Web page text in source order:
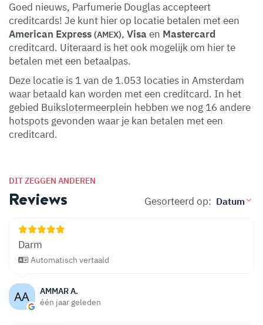
Goed nieuws, Parfumerie Douglas accepteert
creditcards! Je kunt hier op locatie betalen met een
American Express (AMEX), Visa en Mastercard
creditcard. Uiteraard is het ook mogelijk om hier te
betalen met een betaalpas.
Deze locatie is 1 van de 1.053 locaties in Amsterdam
waar betaald kan worden met een creditcard. In het
gebied Buikslotermeerplein hebben we nog 16 andere
hotspots gevonden waar je kan betalen met een
creditcard.
DIT ZEGGEN ANDEREN
Reviews Gesorteerd op:
AMMAR A.
één jaar geleden
Darm
Automatisch vertaald